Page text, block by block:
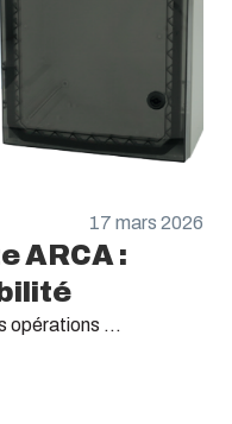
17 mars 2026
ARCA :
opérations ...